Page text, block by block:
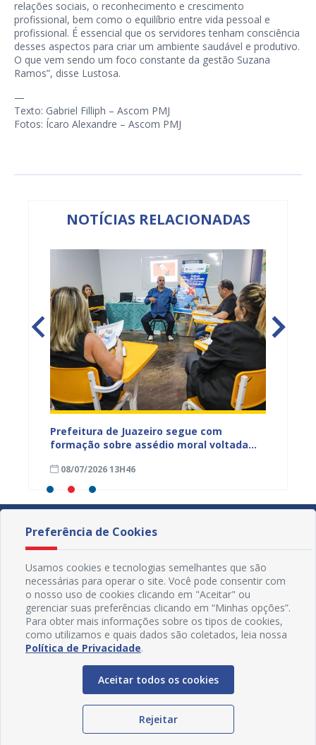
relações sociais, o reconhecimento e crescimento
profissional, bem como o equilíbrio entre vida pessoal e
profissional. É essencial que os servidores tenham consciência
desses aspectos para criar um ambiente saudável e produtivo.
O que vem sendo um foco constante da gestão Suzana
Ramos”, disse Lustosa.
—
Texto: Gabriel Filliph – Ascom PMJ
Fotos: Ícaro Alexandre – Ascom PMJ
NOTÍCIAS RELACIONADAS
Prefeitura de Juazeiro segue com
formação sobre assédio moral voltada
08/07/2026 13H46
Redes Sociais
Preferência de Cookies
Usamos cookies e tecnologias semelhantes que são
necessárias para operar o site. Você pode consentir com
o nosso uso de cookies clicando em "Aceitar" ou
gerenciar suas preferências clicando em “Minhas opções”.
Para obter mais informações sobre os tipos de cookies,
como utilizamos e quais dados são coletados, leia nossa
Política de Privacidade.
Aceitar todos os cookies
Rejeitar